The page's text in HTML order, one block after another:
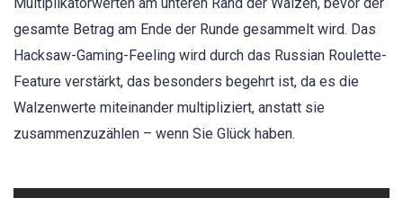
gesamte Betrag am Ende der Runde gesammelt wird. Das
Hacksaw-Gaming-Feeling wird durch das Russian Roulette-
Feature verstärkt, das besonders begehrt ist, da es die
Walzenwerte miteinander multipliziert, anstatt sie
zusammenzuzählen – wenn Sie Glück haben.